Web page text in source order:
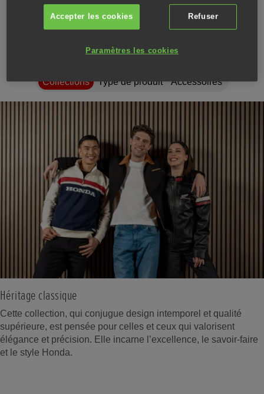
Filtrer par :
Collections Type de produit Accessoires
Héritage classique
Cette collection, qui conjugue design intemporel et qualité
supérieure, est pensée pour celles et ceux qui valorisent
élégance et précision. Elle incarne l’excellence, le savoir-faire
et le style Honda.
Refuser
Accepter les cookies
Paramètres les cookies